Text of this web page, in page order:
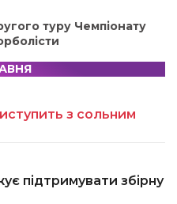
туру Чемпіонату
з сольним
підтримувати збірну